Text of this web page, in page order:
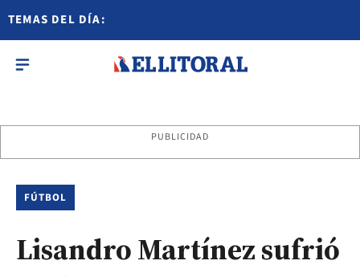
TEMAS DEL DÍA:
PUBLICIDAD
FÚTBOL
Lisandro Martínez sufrió